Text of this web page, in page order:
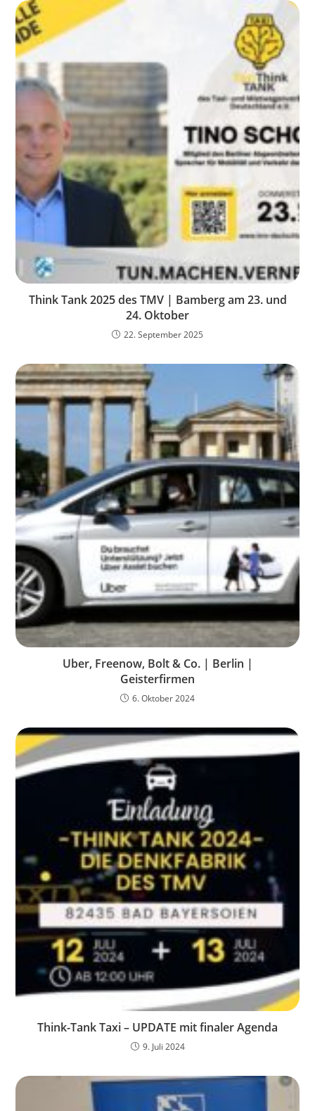
Think Tank 2025 des TMV | Bamberg am 23. und
24. Oktober
22. September 2025
Uber, Freenow, Bolt & Co. | Berlin |
Geisterfirmen
6. Oktober 2024
Think-Tank Taxi – UPDATE mit finaler Agenda
9. Juli 2024